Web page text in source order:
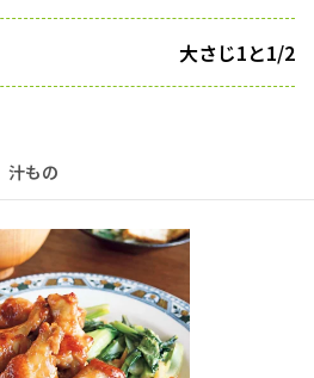
大さじ1と1/2
汁もの